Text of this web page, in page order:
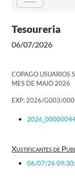
Tesoureria
06/07/2026
COPAGO USUARIOS
MES DE MAIO 2026
EXP: 2026/G003/
Xustificantes de
06/07/26